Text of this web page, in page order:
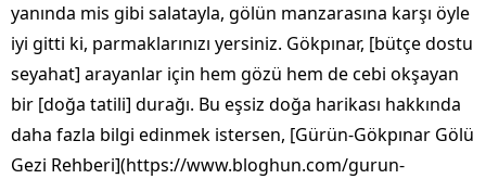
yanında mis gibi salatayla, gölün manzarasına karşı öyle
iyi gitti ki, parmaklarınızı yersiniz. Gökpınar, [bütçe dostu
seyahat] arayanlar için hem gözü hem de cebi okşayan
bir [doğa tatili] durağı. Bu eşsiz doğa harikası hakkında
daha fazla bilgi edinmek istersen, [Gürün-Gökpınar Gölü
Gezi Rehberi](https://www.bloghun.com/gurun-